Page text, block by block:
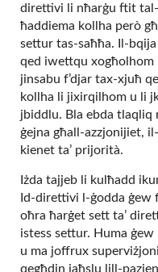
direttivi li nħarġu ftit
ħaddiema kollha però
settur tas-saħħa. Il-
qed iwettqu xogħolhom
jinsabu f’djar tax-xjuħ
kollha li jixirqilhom u li
jbiddlu. Bla ebda tlaqliq
ġejna għall-azzjonijiet,
kienet ta’ prijorità.
Iżda tajjeb li kulħadd
Id-direttivi l-ġodda ġew
oħra ħarġet sett ta’
istess settur. Huma
u ma joffrux
qegħdin jaħslu lill-